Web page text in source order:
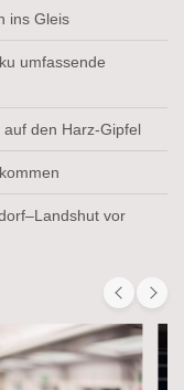
ins Gleis
umfassende
den Harz-Gipfel
vor